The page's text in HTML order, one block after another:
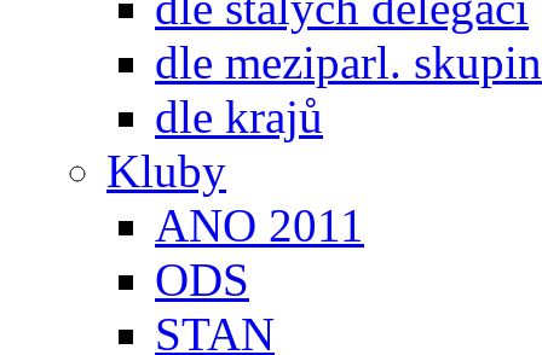
dle meziparl. skupin
dle krajů
Kluby
ANO 2011
ODS
STAN